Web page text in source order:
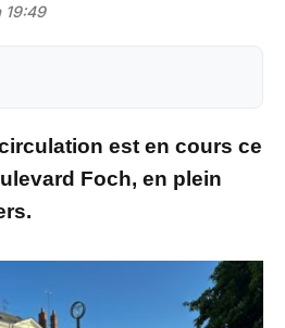
19:49
est en cours ce
Foch, en plein